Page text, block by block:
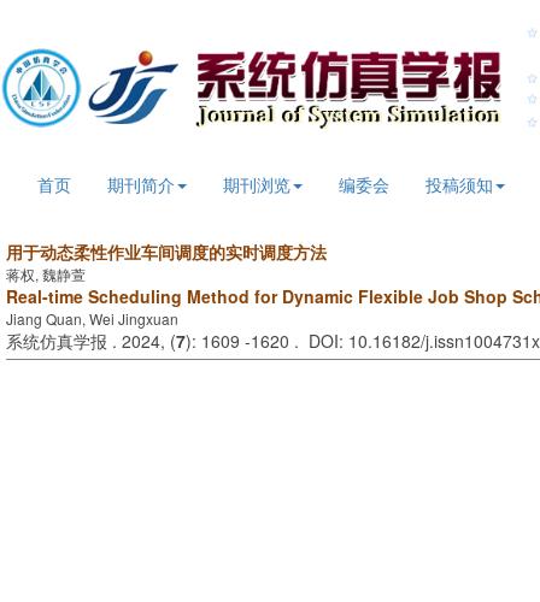
首页 期刊简介 期刊浏览 编委会 投稿须知
用于动态柔性作业车间调度的实时调度方法
蒋权, 魏静萱
Real-time Scheduling Method for Dynamic Flexible Job Shop
Jiang Quan, Wei Jingxuan
系统仿真学报 . 2024, (7): 1609 -1620 . DOI: 10.16182/